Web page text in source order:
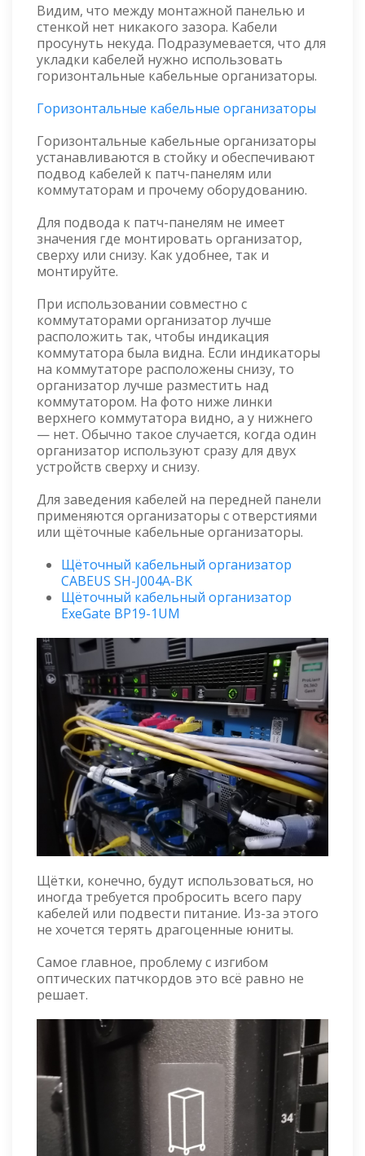
Видим, что между монтажной панелью и
стенкой нет никакого зазора. Кабели
просунуть некуда. Подразумевается, что для
укладки кабелей нужно использовать
горизонтальные кабельные организаторы.
Горизонтальные кабельные организаторы
Горизонтальные кабельные организаторы
устанавливаются в стойку и обеспечивают
подвод кабелей к патч-панелям или
коммутаторам и прочему оборудованию.
Для подвода к патч-панелям не имеет
значения где монтировать организатор,
сверху или снизу. Как удобнее, так и
монтируйте.
При использовании совместно с
коммутаторами организатор лучше
расположить так, чтобы индикация
коммутатора была видна. Если индикаторы
на коммутаторе расположены снизу, то
организатор лучше разместить над
коммутатором. На фото ниже линки
верхнего коммутатора видно, а у нижнего
— нет. Обычно такое случается, когда один
организатор используют сразу для двух
устройств сверху и снизу.
Для заведения кабелей на передней панели
применяются организаторы с отверстиями
или щёточные кабельные организаторы.
Щёточный кабельный организатор
CABEUS SH-J004A-BK
Щёточный кабельный организатор
ExeGate BP19-1UM
Щётки, конечно, будут использоваться, но
иногда требуется пробросить всего пару
кабелей или подвести питание. Из-за этого
не хочется терять драгоценные юниты.
Самое главное, проблему с изгибом
оптических патчкордов это всё равно не
решает.